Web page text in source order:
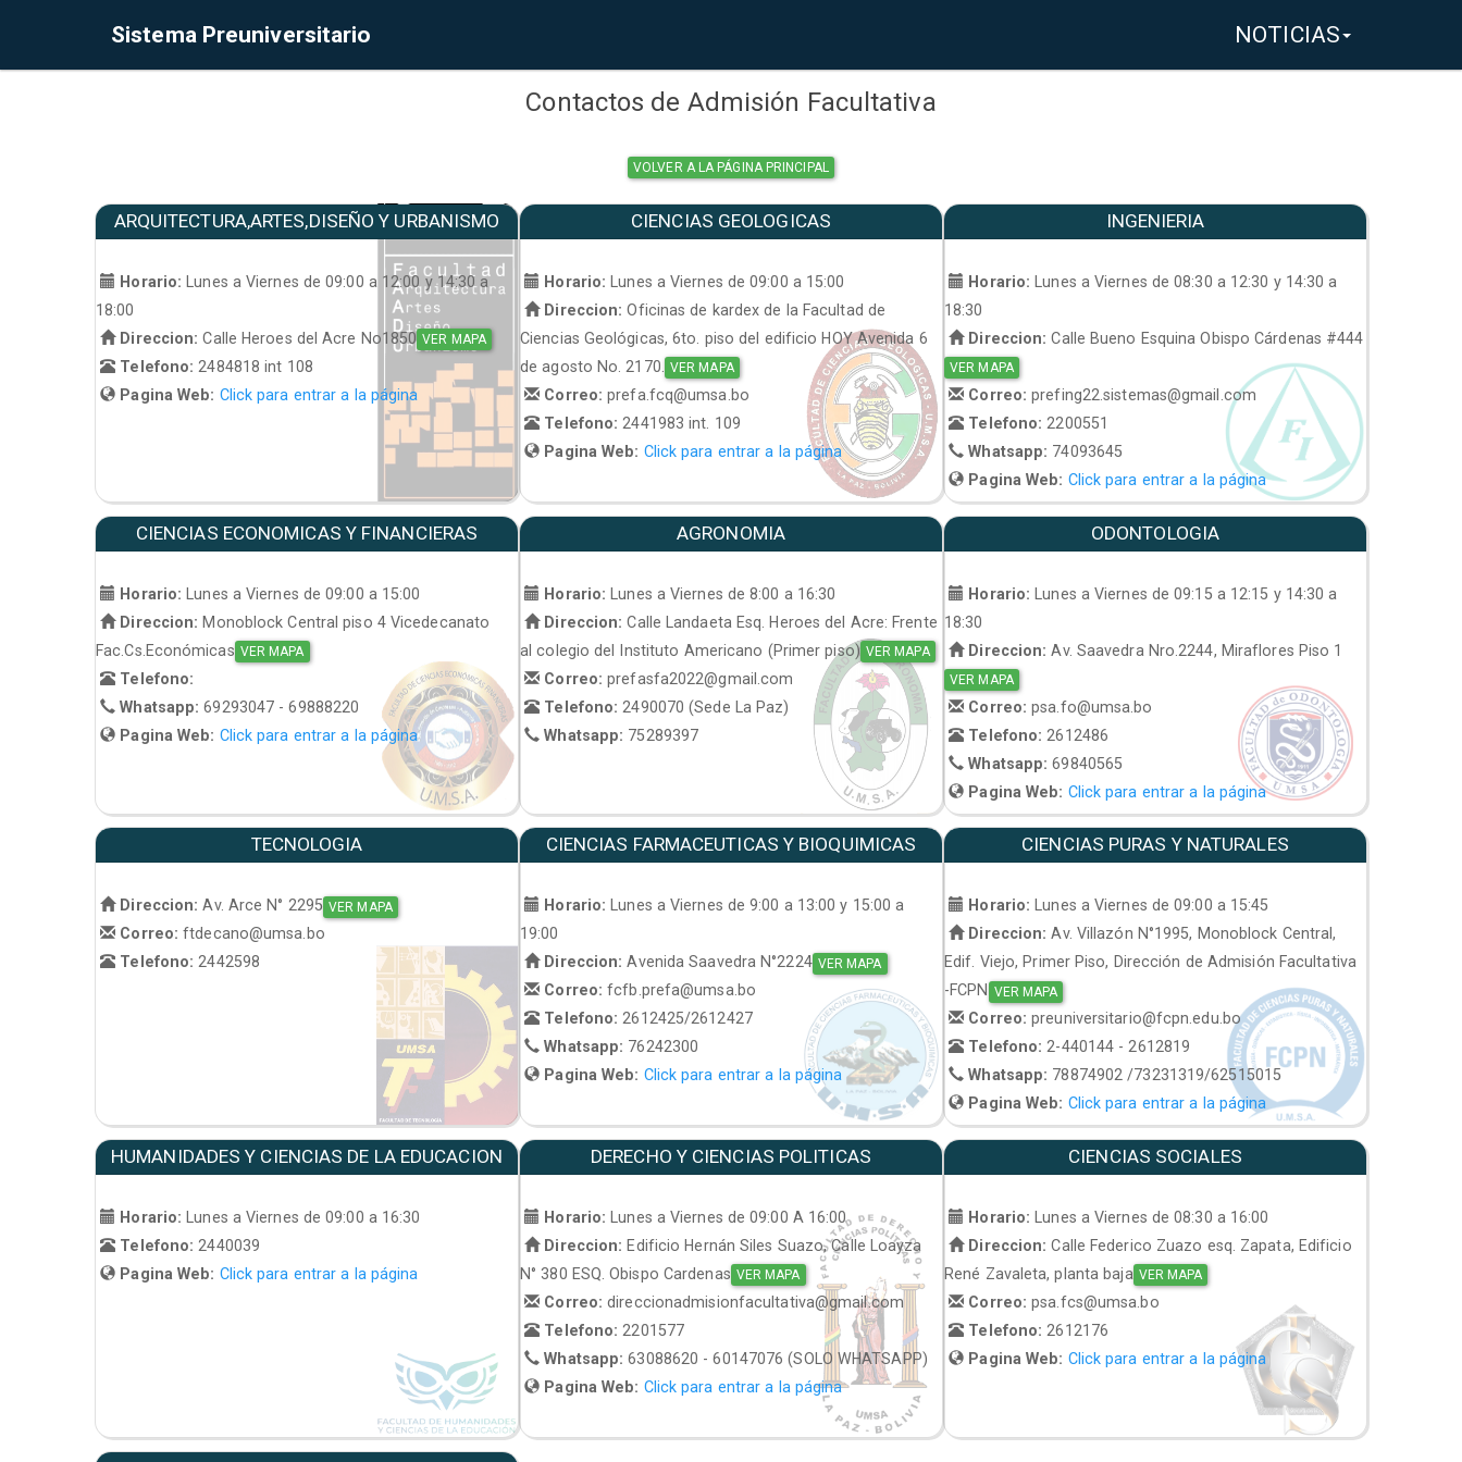
Sistema Preuniversitario NOTICIAS
Contactos de Admisión Facultativa
VOLVER A LA PÁGINA PRINCIPAL
ARQUITECTURA,ARTES,DISEÑO Y URBANISMO
Horario:
Lunes a Viernes de 09:00 a 12:00 y 14:30 a
18:00
Direccion: Calle Heroes del Acre No1850 VER MAPA
Telefono: 2484818 int 108
Pagina Web: Click para entrar a la página
CIENCIAS GEOLOGICAS
Horario:
Lunes a Viernes de 09:00 a 15:00
Direccion: Oficinas de kardex de la Facultad de
Ciencias Geológicas, 6to. piso del edificio HOY Avenida 6
de agosto No. 2170.
VER MAPA
Correo:prefa.fcq@umsa.bo
Telefono: 2441983 int. 109
Pagina Web: Click para entrar a la página
INGENIERIA
Horario:
Lunes a Viernes de 08:30 a 12:30 y 14:30 a
18:30
Direccion: Calle Bueno Esquina Obispo Cárdenas #444
VER MAPA
Correo:prefing22.sistemas@gmail.com
Telefono: 2200551
Whatsapp: 74093645
Pagina Web: Click para entrar a la página
CIENCIAS ECONOMICAS Y FINANCIERAS
Horario:
Lunes a Viernes de 09:00 a 15:00
Direccion: Monoblock Central piso 4 Vicedecanato
Fac.Cs.Económicas VER MAPA
Telefono:
Whatsapp:69293047 - 69888220
Pagina Web: Click para entrar a la página
AGRONOMIA
Horario:
Lunes a Viernes de 8:00 a 16:30
Direccion: Calle Landaeta Esq. Heroes del Acre: Frente
al colegio del Instituto Americano (Primer piso) VER MAPA
Correo:prefasfa2022@gmail.com
Telefono: 2490070 (Sede La Paz)
Whatsapp: 75289397
ODONTOLOGIA
Horario:
Lunes a Viernes de 09:15 a 12:15 y 14:30 a
18:30
Direccion: Av. Saavedra Nro.2244, Miraflores Piso 1
VER MAPA
Correo:psa.fo@umsa.bo
Telefono: 2612486
Whatsapp:69840565
Pagina Web: Click para entrar a la página
TECNOLOGIA
Direccion: Av. Arce N° 2295 VER MAPA
Correo:ftdecano@umsa.bo
Telefono:2442598
CIENCIAS FARMACEUTICAS Y BIOQUIMICAS
Horario: Lunes a Viernes de 9:00 a 13:00 y 15:00 a
19:00
Direccion: Avenida Saavedra N°2224 VER MAPA
Correo:fcfb.prefa@umsa.bo
Telefono:2612425/2612427
Whatsapp: 76242300
Pagina Web: Click para entrar a la página
CIENCIAS PURAS Y NATURALES
Horario: Lunes a Viernes de 09:00 a 15:45
Direccion: Av. Villazón N°1995, Monoblock Central,
Edif. Viejo, Primer Piso, Dirección de Admisión Facultativa
-FCPN VER MAPA
Correo:preuniversitario@fcpn.edu.bo
Telefono:2-440144 - 2612819
Whatsapp: 78874902 /73231319/62515015
Pagina Web: Click para entrar a la página
HUMANIDADES Y CIENCIAS DE LA EDUCACION
Horario:
Lunes a Viernes de 09:00 a 16:30
Telefono: 2440039
Pagina Web: Click para entrar a la página
DERECHO Y CIENCIAS POLITICAS
Horario:
Lunes a Viernes de 09:00 A 16:00
Direccion: Edificio Hernán Siles Suazo, Calle Loayza
N° 380 ESQ. Obispo Cardenas VER MAPA
Correo:direccionadmisionfacultativa@gmail.com
Telefono: 2201577
Whatsapp:63088620 - 60147076 (SOLO WHATSAPP)
Pagina Web: Click para entrar a la página
CIENCIAS SOCIALES
Horario:
Lunes a Viernes de 08:30 a 16:00
Direccion: Calle Federico Zuazo esq. Zapata, Edificio
René Zavaleta, planta baja VER MAPA
Correo:psa.fcs@umsa.bo
Telefono: 2612176
Pagina Web: Click para entrar a la página